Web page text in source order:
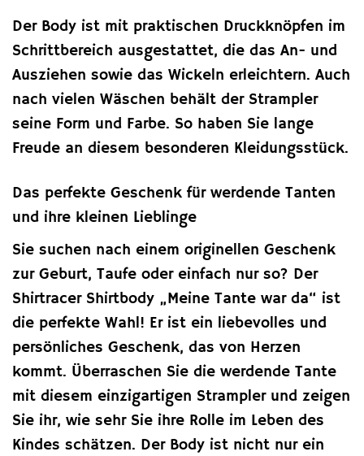
Der Body ist mit praktischen Druckknöpfen im
Schrittbereich ausgestattet, die das An- und
Ausziehen sowie das Wickeln erleichtern. Auch
nach vielen Wäschen behält der Strampler
seine Form und Farbe. So haben Sie lange
Freude an diesem besonderen Kleidungsstück.
Das perfekte Geschenk für werdende Tanten
und ihre kleinen Lieblinge
Sie suchen nach einem originellen Geschenk
zur Geburt, Taufe oder einfach nur so? Der
Shirtracer Shirtbody „Meine Tante war da“ ist
die perfekte Wahl! Er ist ein liebevolles und
persönliches Geschenk, das von Herzen
kommt. Überraschen Sie die werdende Tante
mit diesem einzigartigen Strampler und zeigen
Sie ihr, wie sehr Sie ihre Rolle im Leben des
Kindes schätzen. Der Body ist nicht nur ein